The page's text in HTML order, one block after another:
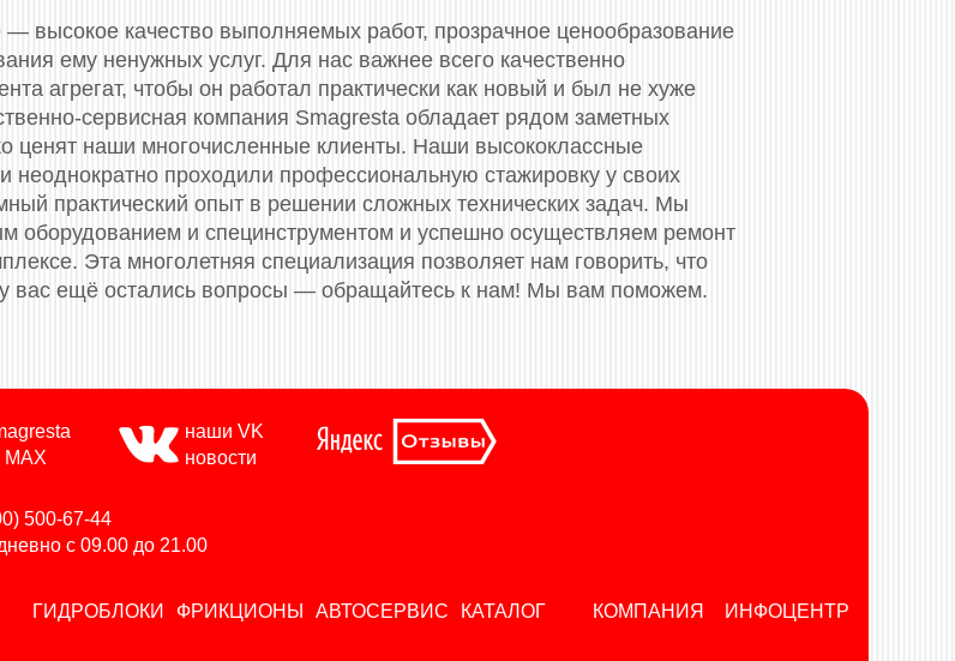
высокое качество выполняемых работ, прозрачное ценообразование
ему ненужных услуг. Для нас важнее всего качественно
агрегат, чтобы он работал практически как новый и был не хуже
сервисная компания Smagresta обладает рядом заметных
ценят наши многочисленные клиенты. Наши высококлассные
проходили профессиональную стажировку у своих
практический опыт в решении сложных технических задач. Мы
и специнструментом и успешно осуществляем ремонт
Эта многолетняя специализация позволяет нам говорить, что
вас ещё остались вопросы — обращайтесь к нам! Мы вам поможем.
наши VK
новости
500-67-44
с 09.00 до 21.00
ГИДРОБЛОКИ ФРИКЦИОНЫ АВТОСЕРВИС КАТАЛОГ КОМПАНИЯ ИНФОЦЕНТР